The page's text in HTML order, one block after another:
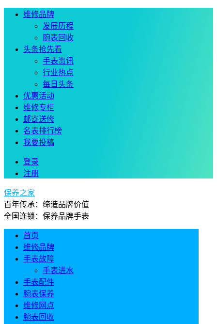
维修品牌
发展历程
腕表回收
头条抢先看
手表资讯
行业热点
每日头条
优惠活动
维修专柜
邮寄送修
名表排行榜
我要投稿
登录
注册
保养之家
百年传承：缔造品牌价值
全国连锁：保养品牌手表
首页
维修品牌
手表故障
手表进水
手表配件
腕表保养
维修网点
腕表回收